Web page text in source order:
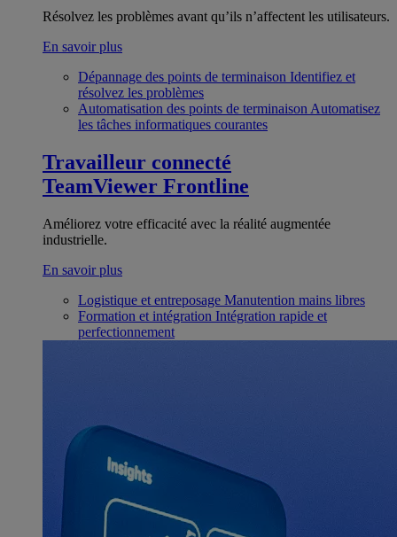
Résolvez les problèmes avant qu’ils n’affectent les utilisateurs.
En savoir plus
Dépannage des points de terminaison Identifiez et
résolvez les problèmes
Automatisation des points de terminaison Automatisez
les tâches informatiques courantes
Travailleur connecté
TeamViewer Frontline
Améliorez votre efficacité avec la réalité augmentée
industrielle.
En savoir plus
Logistique et entreposage Manutention mains libres
Formation et intégration Intégration rapide et
perfectionnement